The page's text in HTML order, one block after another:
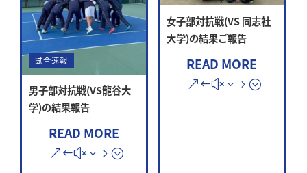
試合速報
男子部対抗戦(VS龍谷大
学)の結果報告
READ MORE
女子部対抗戦(VS 同志社
大学)の結果ご報告
READ MORE